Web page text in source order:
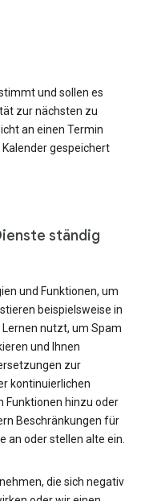
und sollen es
zur nächsten zu
an einen Termin
gespeichert
ständig
und Funktionen, um
beispielsweise in
nutzt, um Spam
und Ihnen
zur
kontinuierlichen
Funktionen hinzu oder
Beschränkungen für
an oder stellen alte ein.
die sich negativ